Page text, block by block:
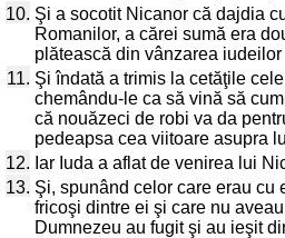
10. Şi a socotit Nicanor că dajdia
Romanilor, a cărei sumă era
plătească din vânzarea iudeilor
11. Şi îndată a trimis la cetăţile
chemându-le ca să vină să
că nouăzeci de robi va da
pedeapsa cea viitoare asupra
12. Iar Iuda a aflat de venirea lui
13. Şi, spunând celor care erau cu
fricoşi dintre ei şi care nu
Dumnezeu au fugit şi au ieşit